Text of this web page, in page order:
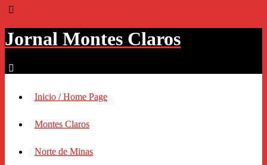
Jornal Montes Claros
Inicio / Home Page
Montes Claros
Norte de Minas